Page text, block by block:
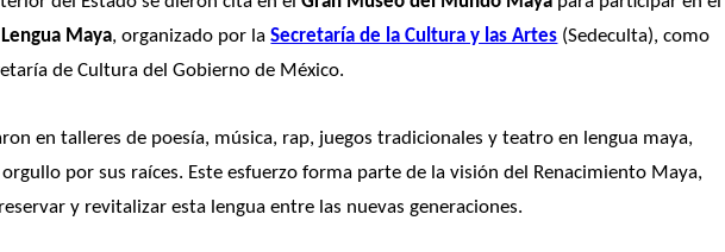
Lengua Maya, organizado por la Secretaría de la Cultura y las Artes (Sedeculta), como
de Cultura del Gobierno de México.
en talleres de poesía, música, rap, juegos tradicionales y teatro en lengua maya,
por sus raíces. Este esfuerzo forma parte de la visión del Renacimiento Maya,
y revitalizar esta lengua entre las nuevas generaciones.